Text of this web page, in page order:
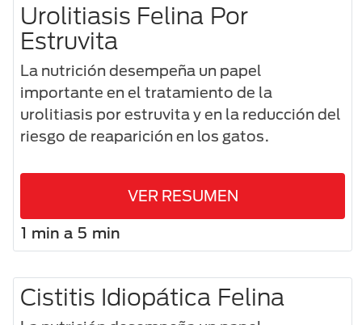
Urolitiasis Felina Por
Estruvita
La nutrición desempeña un papel
importante en el tratamiento de la
urolitiasis por estruvita y en la reducción del
riesgo de reaparición en los gatos.
VER RESUMEN
1 min a 5 min
Cistitis Idiopática Felina